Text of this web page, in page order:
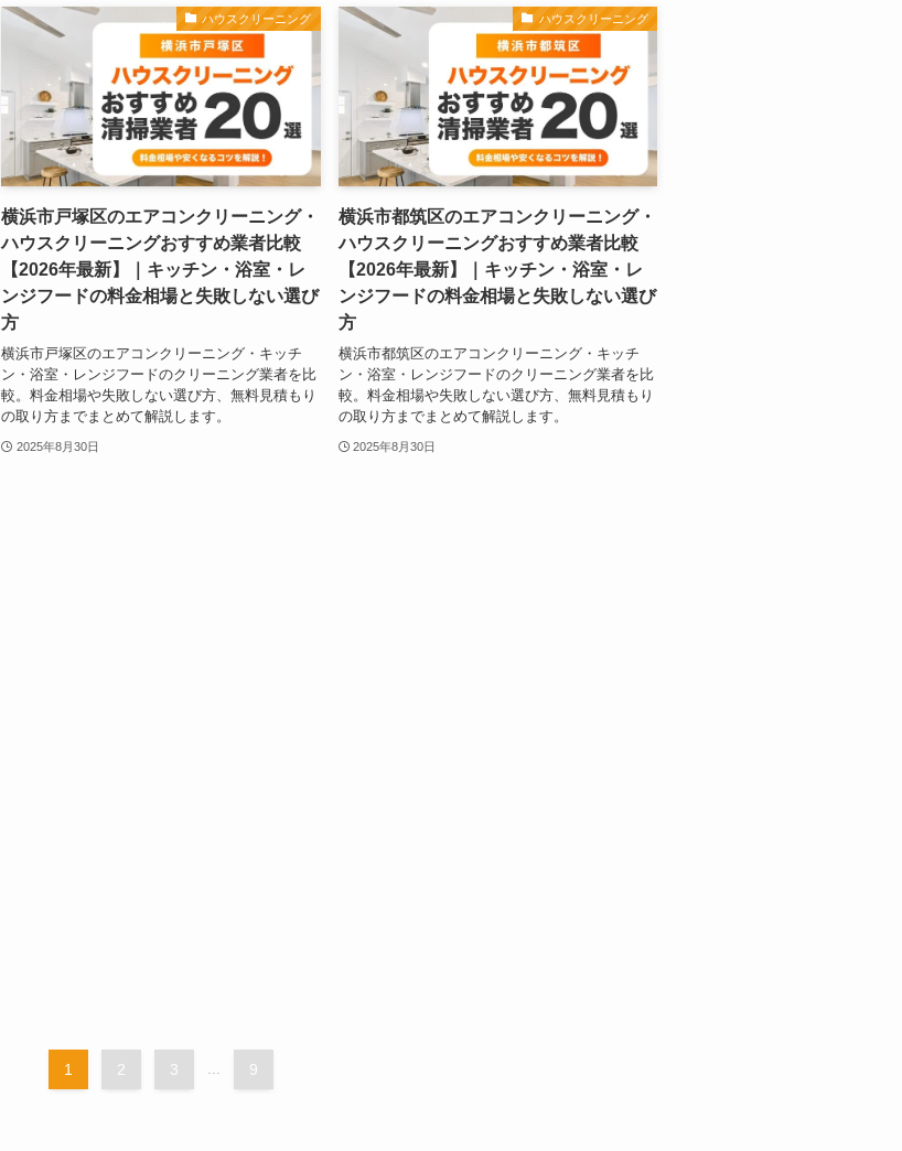
ハウスクリーニング
横浜市戸塚区のエアコンクリーニング・
ハウスクリーニングおすすめ業者比較
【2026年最新】｜キッチン・浴室・レ
ンジフードの料金相場と失敗しない選び
方
横浜市戸塚区のエアコンクリーニング・キッチ
ン・浴室・レンジフードのクリーニング業者を比
較。料金相場や失敗しない選び方、無料見積もり
の取り方までまとめて解説します。
2025年8月30日
ハウスクリーニング
横浜市都筑区のエアコンクリーニング・
ハウスクリーニングおすすめ業者比較
【2026年最新】｜キッチン・浴室・レ
ンジフードの料金相場と失敗しない選び
方
横浜市都筑区のエアコンクリーニング・キッチ
ン・浴室・レンジフードのクリーニング業者を比
較。料金相場や失敗しない選び方、無料見積もり
の取り方までまとめて解説します。
2025年8月30日
1 2 3 9